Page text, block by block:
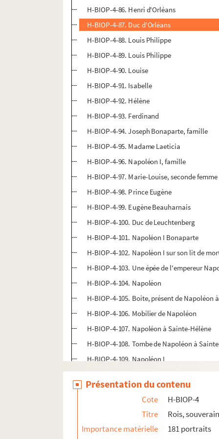
H-BIOP-4-86. Henri d'Orléans
H-BIOP-4-87. Duc d'Orléans
H-BIOP-4-88. Louis Philippe
H-BIOP-4-89. Louis Philippe
H-BIOP-4-90. Louise
H-BIOP-4-91. Isabelle
H-BIOP-4-92. Hélène
H-BIOP-4-93. Ferdinand
H-BIOP-4-94. Joseph Bonaparte, famille
H-BIOP-4-95. Madame Laeticia
H-BIOP-4-96. Napoléon I, famille
H-BIOP-4-97. Marie-Louise, seconde
H-BIOP-4-98. Prince Eugène
H-BIOP-4-99. Eugène Beauharnais
H-BIOP-4-100. Duc de Leuchtenberg
H-BIOP-4-101. Napoléon I Bonaparte
H-BIOP-4-102. Napoléon I sur son lit de
H-BIOP-4-103. Une épée de l'empereur
H-BIOP-4-104. Napoléon
H-BIOP-4-105. Boite, présent de Napoléon
H-BIOP-4-106. Mobilier de Napoléon
H-BIOP-4-107. Napoléon à Sainte-Hélène
H-BIOP-4-108. Tombe de Napoléon à
H-BIOP-4-109. Napoléon I
H-BIOP-4-110. Napoléon I par Busch
H-BIOP-4-111. Napoléon I d'après Shadow
H-BIOP-4-112. Napoléon I
H-BIOP-4-113. Napoléon I
H-BIOP-4-114. Napoléon I
Présentation du contenu
Cote
H-BIOP-4
Titre
Rois,
Importance matérielle
181 portraits